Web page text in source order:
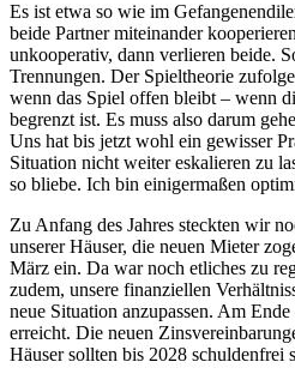
Es ist etwa so wie im
beide Partner miteinander
unkooperativ, dann verlieren beide.
Trennungen. Der Spieltheorie
wenn das Spiel offen bleibt – wenn
begrenzt ist. Es muss also darum
Uns hat bis jetzt wohl ein gewisser
Situation nicht weiter eskalieren zu
so bliebe. Ich bin einigermaßen
Zu Anfang des Jahres steckten wir
unserer Häuser, die neuen Mieter
März ein. Da war noch etliches zu
zudem, unsere finanziellen
neue Situation anzupassen. Am Ende
erreicht. Die neuen
Häuser sollten bis 2028 schuldenfrei